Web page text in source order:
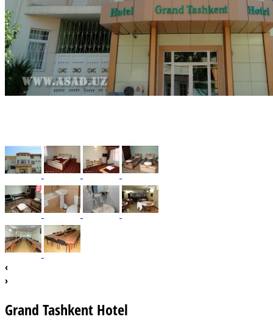
‹
›
Grand Tashkent Hotel